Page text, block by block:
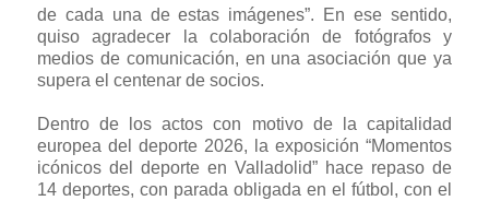
de cada una de estas imágenes”. En ese sentido,
quiso agradecer la colaboración de fotógrafos y
medios de comunicación, en una asociación que ya
supera el centenar de socios.
Dentro de los actos con motivo de la capitalidad
europea del deporte 2026, la exposición “Momentos
icónicos del deporte en Valladolid” hace repaso de
14 deportes, con parada obligada en el fútbol, con el